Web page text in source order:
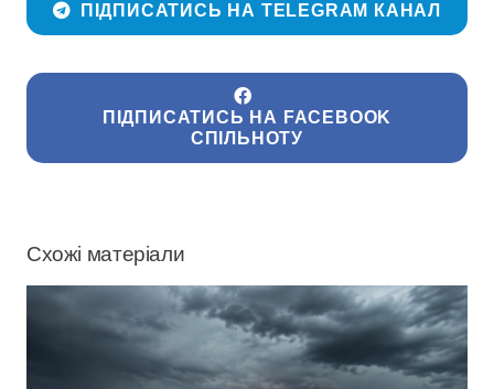
ПІДПИСАТИСЬ НА TELEGRAM КАНАЛ
ПІДПИСАТИСЬ НА FACEBOOK
СПІЛЬНОТУ
Схожі матеріали